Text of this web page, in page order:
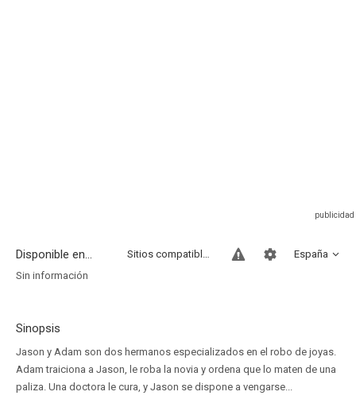
Disponible en... España
Sitios compatibles
Sin información
Sinopsis
Jason y Adam son dos hermanos especializados en el robo de joyas.
Adam traiciona a Jason, le roba la novia y ordena que lo maten de una
paliza. Una doctora le cura, y Jason se dispone a vengarse...